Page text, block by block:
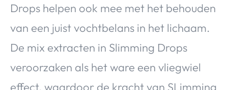
Drops helpen ook mee met het behouden
van een juist vochtbelans in het lichaam.
De mix extracten in Slimming Drops
veroorzaken als het ware een vliegwiel
effect, waardoor de kracht van SLimming